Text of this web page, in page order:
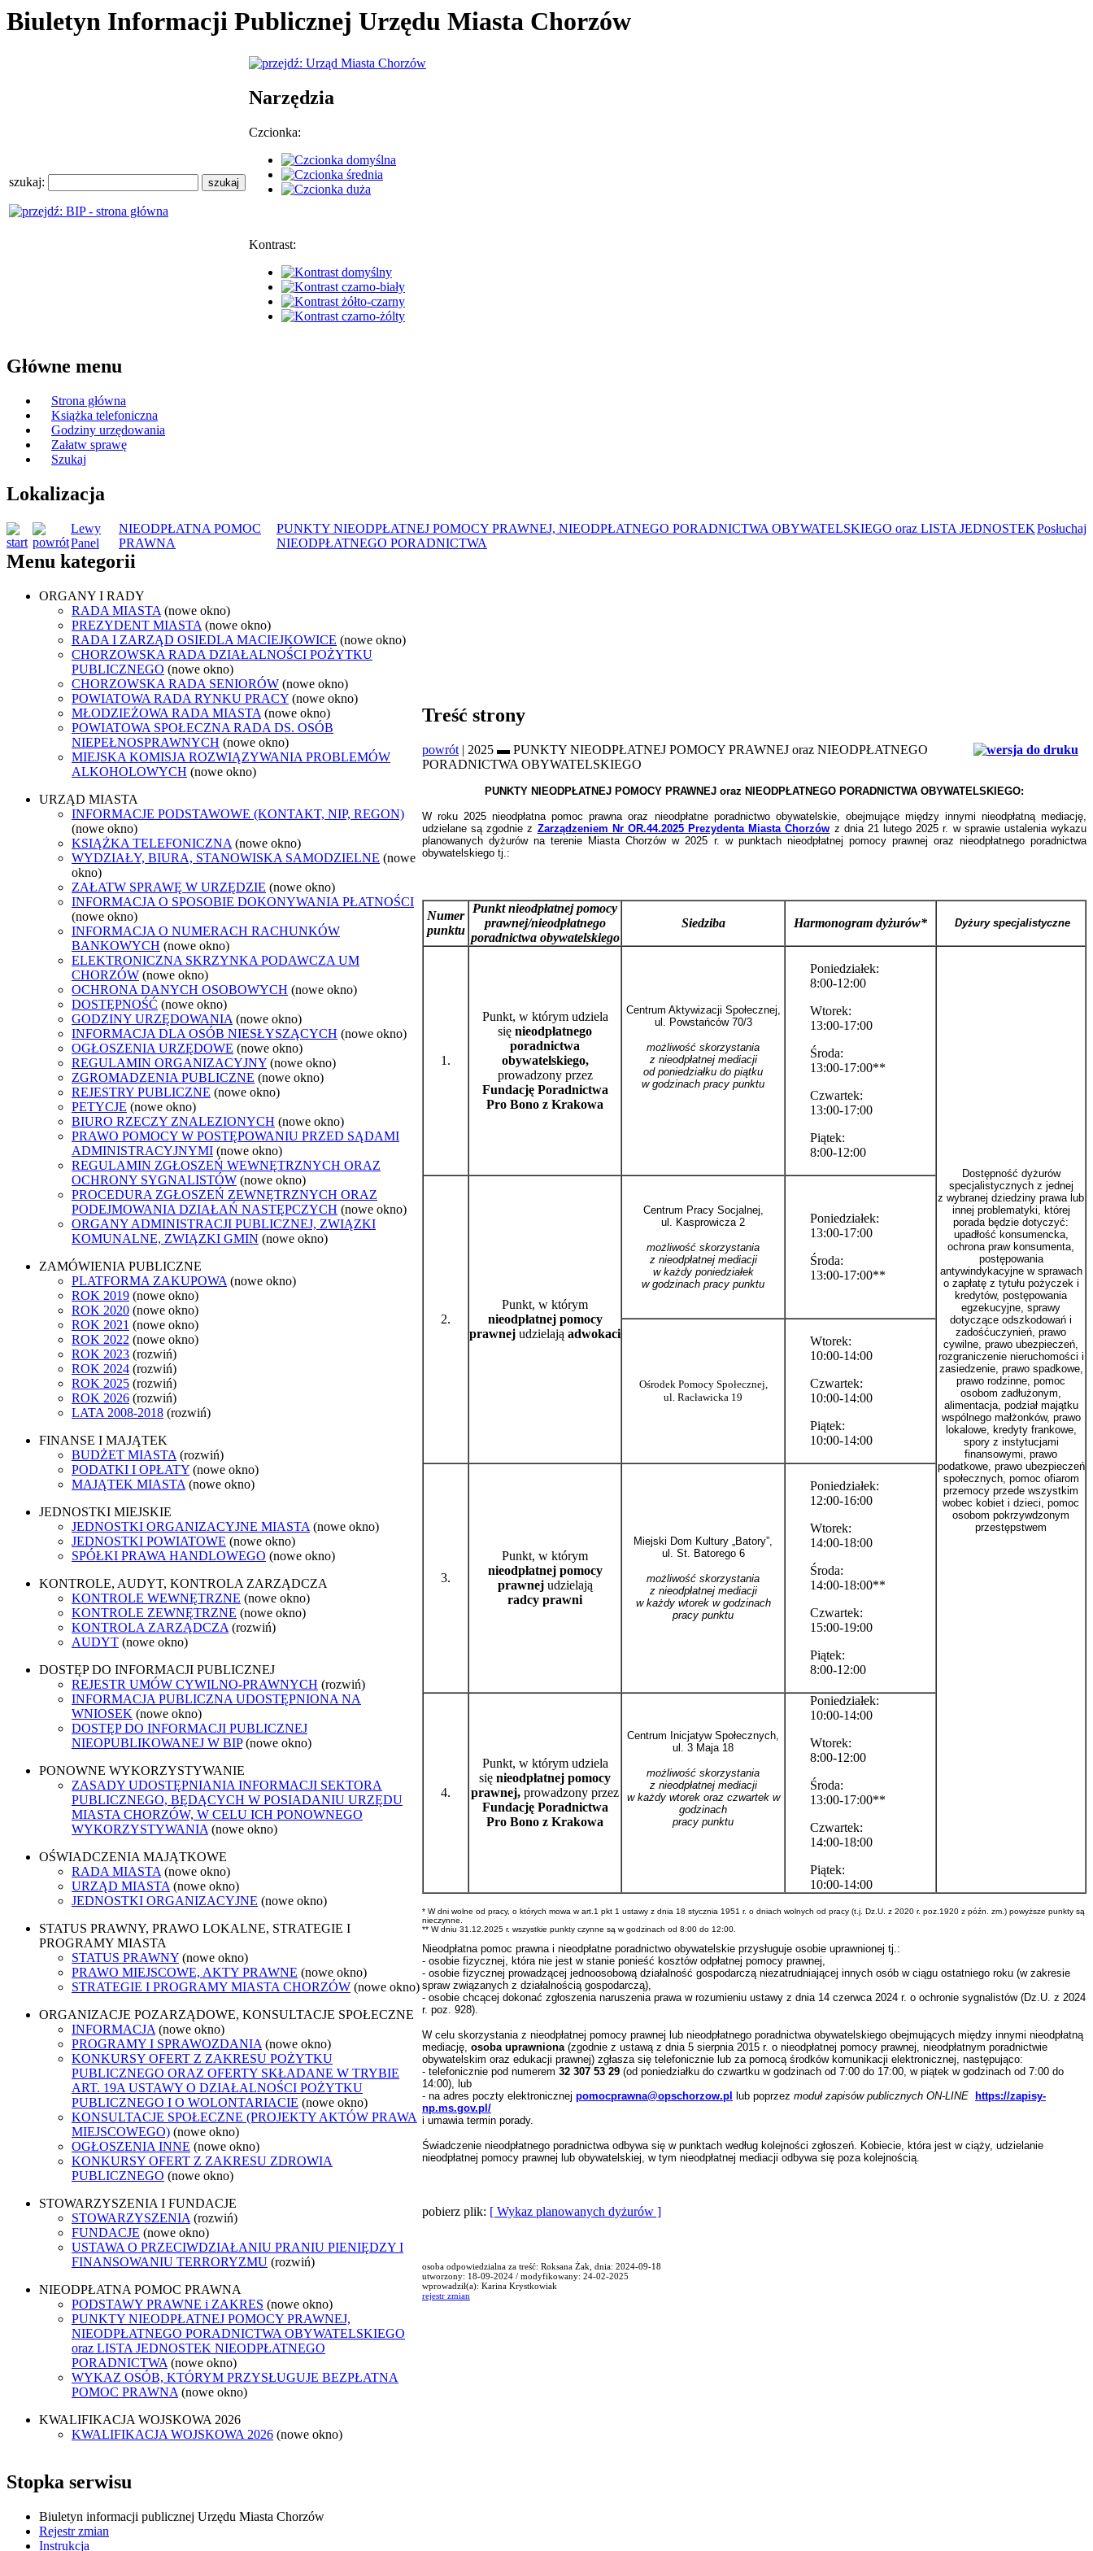
Biuletyn Informacji Publicznej Urzędu Miasta Chorzów
szukaj:
Narzędzia
Czcionka:
Kontrast:
Główne menu
Strona główna
Książka telefoniczna
Godziny urzędowania
Załatw sprawę
Szukaj
Lokalizacja
Posłuchaj
Lewy
Panel
NIEODPŁATNA POMOC
PRAWNA
PUNKTY NIEODPŁATNEJ POMOCY PRAWNEJ, NIEODPŁATNEGO PORADNICTWA OBYWATELSKIEGO oraz LISTA JEDNOSTEK
NIEODPŁATNEGO PORADNICTWA
Menu kategorii
ORGANY I RADY
RADA MIASTA (nowe okno)
PREZYDENT MIASTA (nowe okno)
RADA I ZARZĄD OSIEDLA MACIEJKOWICE (nowe okno)
CHORZOWSKA RADA DZIAŁALNOŚCI POŻYTKU
PUBLICZNEGO (nowe okno)
CHORZOWSKA RADA SENIORÓW (nowe okno)
POWIATOWA RADA RYNKU PRACY (nowe okno)
MŁODZIEŻOWA RADA MIASTA (nowe okno)
POWIATOWA SPOŁECZNA RADA DS. OSÓB
NIEPEŁNOSPRAWNYCH (nowe okno)
MIEJSKA KOMISJA ROZWIĄZYWANIA PROBLEMÓW
ALKOHOLOWYCH (nowe okno)
URZĄD MIASTA
INFORMACJE PODSTAWOWE (KONTAKT, NIP, REGON)
(nowe okno)
KSIĄŻKA TELEFONICZNA (nowe okno)
WYDZIAŁY, BIURA, STANOWISKA SAMODZIELNE (nowe
okno)
ZAŁATW SPRAWĘ W URZĘDZIE (nowe okno)
INFORMACJA O SPOSOBIE DOKONYWANIA PŁATNOŚCI
(nowe okno)
INFORMACJA O NUMERACH RACHUNKÓW
BANKOWYCH (nowe okno)
ELEKTRONICZNA SKRZYNKA PODAWCZA UM
CHORZÓW (nowe okno)
OCHRONA DANYCH OSOBOWYCH (nowe okno)
DOSTĘPNOŚĆ (nowe okno)
GODZINY URZĘDOWANIA (nowe okno)
INFORMACJA DLA OSÓB NIESŁYSZĄCYCH (nowe okno)
OGŁOSZENIA URZĘDOWE (nowe okno)
REGULAMIN ORGANIZACYJNY (nowe okno)
ZGROMADZENIA PUBLICZNE (nowe okno)
REJESTRY PUBLICZNE (nowe okno)
PETYCJE (nowe okno)
BIURO RZECZY ZNALEZIONYCH (nowe okno)
PRAWO POMOCY W POSTĘPOWANIU PRZED SĄDAMI
ADMINISTRACYJNYMI (nowe okno)
REGULAMIN ZGŁOSZEŃ WEWNĘTRZNYCH ORAZ
OCHRONY SYGNALISTÓW (nowe okno)
PROCEDURA ZGŁOSZEŃ ZEWNĘTRZNYCH ORAZ
PODEJMOWANIA DZIAŁAŃ NASTĘPCZYCH (nowe okno)
ORGANY ADMINISTRACJI PUBLICZNEJ, ZWIĄZKI
KOMUNALNE, ZWIĄZKI GMIN (nowe okno)
ZAMÓWIENIA PUBLICZNE
PLATFORMA ZAKUPOWA (nowe okno)
ROK 2019 (nowe okno)
ROK 2020 (nowe okno)
ROK 2021 (nowe okno)
ROK 2022 (nowe okno)
ROK 2023 (rozwiń)
ROK 2024 (rozwiń)
ROK 2025 (rozwiń)
ROK 2026 (rozwiń)
LATA 2008-2018 (rozwiń)
FINANSE I MAJĄTEK
BUDŻET MIASTA (rozwiń)
PODATKI I OPŁATY (nowe okno)
MAJĄTEK MIASTA (nowe okno)
JEDNOSTKI MIEJSKIE
JEDNOSTKI ORGANIZACYJNE MIASTA (nowe okno)
JEDNOSTKI POWIATOWE (nowe okno)
SPÓŁKI PRAWA HANDLOWEGO (nowe okno)
KONTROLE, AUDYT, KONTROLA ZARZĄDCZA
KONTROLE WEWNĘTRZNE (nowe okno)
KONTROLE ZEWNĘTRZNE (nowe okno)
KONTROLA ZARZĄDCZA (rozwiń)
AUDYT (nowe okno)
DOSTĘP DO INFORMACJI PUBLICZNEJ
REJESTR UMÓW CYWILNO-PRAWNYCH (rozwiń)
INFORMACJA PUBLICZNA UDOSTĘPNIONA NA
WNIOSEK (nowe okno)
DOSTĘP DO INFORMACJI PUBLICZNEJ
NIEOPUBLIKOWANEJ W BIP (nowe okno)
PONOWNE WYKORZYSTYWANIE
ZASADY UDOSTĘPNIANIA INFORMACJI SEKTORA
PUBLICZNEGO, BĘDĄCYCH W POSIADANIU URZĘDU
MIASTA CHORZÓW, W CELU ICH PONOWNEGO
WYKORZYSTYWANIA (nowe okno)
OŚWIADCZENIA MAJĄTKOWE
RADA MIASTA (nowe okno)
URZĄD MIASTA (nowe okno)
JEDNOSTKI ORGANIZACYJNE (nowe okno)
STATUS PRAWNY, PRAWO LOKALNE, STRATEGIE I
PROGRAMY MIASTA
STATUS PRAWNY (nowe okno)
PRAWO MIEJSCOWE, AKTY PRAWNE (nowe okno)
STRATEGIE I PROGRAMY MIASTA CHORZÓW (nowe okno)
ORGANIZACJE POZARZĄDOWE, KONSULTACJE SPOŁECZNE
INFORMACJA (nowe okno)
PROGRAMY I SPRAWOZDANIA (nowe okno)
KONKURSY OFERT Z ZAKRESU POŻYTKU
PUBLICZNEGO ORAZ OFERTY SKŁADANE W TRYBIE
ART. 19A USTAWY O DZIAŁALNOŚCI POŻYTKU
PUBLICZNEGO I O WOLONTARIACIE (nowe okno)
KONSULTACJE SPOŁECZNE (PROJEKTY AKTÓW PRAWA
MIEJSCOWEGO) (nowe okno)
OGŁOSZENIA INNE (nowe okno)
KONKURSY OFERT Z ZAKRESU ZDROWIA
PUBLICZNEGO (nowe okno)
STOWARZYSZENIA I FUNDACJE
STOWARZYSZENIA (rozwiń)
FUNDACJE (nowe okno)
USTAWA O PRZECIWDZIAŁANIU PRANIU PIENIĘDZY I
FINANSOWANIU TERRORYZMU (rozwiń)
NIEODPŁATNA POMOC PRAWNA
PODSTAWY PRAWNE i ZAKRES (nowe okno)
PUNKTY NIEODPŁATNEJ POMOCY PRAWNEJ,
NIEODPŁATNEGO PORADNICTWA OBYWATELSKIEGO
oraz LISTA JEDNOSTEK NIEODPŁATNEGO
PORADNICTWA (nowe okno)
WYKAZ OSÓB, KTÓRYM PRZYSŁUGUJE BEZPŁATNA
POMOC PRAWNA (nowe okno)
KWALIFIKACJA WOJSKOWA 2026
KWALIFIKACJA WOJSKOWA 2026 (nowe okno)
Treść strony
powrót | 2025 ▬ PUNKTY NIEODPŁATNEJ POMOCY PRAWNEJ oraz NIEODPŁATNEGO
PORADNICTWA OBYWATELSKIEGO
PUNKTY NIEODPŁATNEJ POMOCY PRAWNEJ oraz NIEODPŁATNEGO PORADNICTWA OBYWATELSKIEGO:
W roku 2025 nieodpłatna pomoc prawna oraz nieodpłatne poradnictwo obywatelskie, obejmujące między innymi nieodpłatną mediację,
udzielane są zgodnie z Zarządzeniem Nr OR.44.2025 Prezydenta Miasta Chorzów z dnia 21 lutego 2025 r. w sprawie ustalenia wykazu
planowanych dyżurów na terenie Miasta Chorzów w 2025 r. w punktach nieodpłatnej pomocy prawnej oraz nieodpłatnego poradnictwa
obywatelskiego tj.:
Numer
punktu
Punkt nieodpłatnej pomocy
prawnej/nieodpłatnego
poradnictwa obywatelskiego
Siedziba Harmonogram dyżurów* Dyżury specjalistyczne
1.
Punkt, w którym udziela
się nieodpłatnego
poradnictwa
obywatelskiego,
prowadzony przez
Fundację Poradnictwa
Pro Bono z Krakowa
Centrum Aktywizacji Społecznej,
ul. Powstańców 70/3
możliwość skorzystania
z nieodpłatnej mediacji
od poniedziałku do piątku
w godzinach pracy punktu
Poniedziałek:
8:00-12:00
Wtorek:
13:00-17:00
Środa:
13:00-17:00**
Czwartek:
13:00-17:00
Piątek:
8:00-12:00
Dostępność dyżurów
specjalistycznych z jednej
z wybranej dziedziny prawa lub
innej problematyki, której
porada będzie dotyczyć:
upadłość konsumencka,
ochrona praw konsumenta,
postępowania
antywindykacyjne w sprawach
o zapłatę z tytułu pożyczek i
kredytów, postępowania
egzekucyjne, sprawy
dotyczące odszkodowań i
zadośćuczynień, prawo
cywilne, prawo ubezpieczeń,
rozgraniczenie nieruchomości i
zasiedzenie, prawo spadkowe,
prawo rodzinne, pomoc
osobom zadłużonym,
alimentacja, podział majątku
wspólnego małżonków, prawo
lokalowe, kredyty frankowe,
spory z instytucjami
finansowymi, prawo
podatkowe, prawo ubezpieczeń
społecznych, pomoc ofiarom
przemocy przede wszystkim
wobec kobiet i dzieci, pomoc
osobom pokrzywdzonym
przestępstwem
2.
Punkt, w którym
nieodpłatnej pomocy
prawnej udzielają adwokaci
Centrum Pracy Socjalnej,
ul. Kasprowicza 2
możliwość skorzystania
z nieodpłatnej mediacji
w każdy poniedziałek
w godzinach pracy punktu
Poniedziałek:
13:00-17:00
Środa:
13:00-17:00**
Ośrodek Pomocy Społecznej,
ul. Racławicka 19
Wtorek:
10:00-14:00
Czwartek:
10:00-14:00
Piątek:
10:00-14:00
3.
Punkt, w którym
nieodpłatnej pomocy
prawnejudzielają
radcy prawni
Miejski Dom Kultury „Batory”,
ul. St. Batorego 6
możliwość skorzystania
z nieodpłatnej mediacji
w każdy wtorek w godzinach
pracy punktu
Poniedziałek:
12:00-16:00
Wtorek:
14:00-18:00
Środa:
14:00-18:00**
Czwartek:
15:00-19:00
Piątek:
8:00-12:00
4.
Punkt, w którym udziela
się nieodpłatnej pomocy
prawnej, prowadzony przez
Fundację Poradnictwa
Pro Bono z Krakowa
Centrum Inicjatyw Społecznych,
ul. 3 Maja 18
możliwość skorzystania
z nieodpłatnej mediacji
w każdy wtorek oraz czwartek w
godzinach
pracy punktu
Poniedziałek:
10:00-14:00
Wtorek:
8:00-12:00
Środa:
13:00-17:00**
Czwartek:
14:00-18:00
Piątek:
10:00-14:00
* W dni wolne od pracy, o których mowa w art.1 pkt 1 ustawy z dnia 18 stycznia 1951 r. o dniach wolnych od pracy (t.j. Dz.U. z 2020 r. poz.1920 z późn. zm.) powyższe punkty są
nieczynne.
** W dniu 31.12.2025 r. wszystkie punkty czynne są w godzinach od 8:00 do 12:00.
Nieodpłatna pomoc prawna i nieodpłatne poradnictwo obywatelskie przysługuje osobie uprawnionej tj.:
- osobie fizycznej, która nie jest w stanie ponieść kosztów odpłatnej pomocy prawnej,
- osobie fizycznej prowadzącej jednoosobową działalność gospodarczą niezatrudniającej innych osób w ciągu ostatniego roku (w zakresie
spraw związanych z działalnością gospodarczą),
- osobie chcącej dokonać zgłoszenia naruszenia prawa w rozumieniu ustawy z dnia 14 czerwca 2024 r. o ochronie sygnalistów (Dz.U. z 2024
r. poz. 928).
W celu skorzystania z nieodpłatnej pomocy prawnej lub nieodpłatnego poradnictwa obywatelskiego obejmujących między innymi nieodpłatną
mediację, osoba uprawniona (zgodnie z ustawą z dnia 5 sierpnia 2015 r. o nieodpłatnej pomocy prawnej, nieodpłatnym poradnictwie
obywatelskim oraz edukacji prawnej) zgłasza się telefonicznie lub za pomocą środków komunikacji elektronicznej, następująco:
- telefonicznie pod numerem 32 307 53 29 (od poniedziałku do czwartku w godzinach od 7:00 do 17:00, w piątek w godzinach od 7:00 do
14:00), lub
- na adres poczty elektronicznej pomocprawna@opschorzow.pl lub poprzez moduł zapisów publicznych ON-LINE
https://zapisy-
np.ms.gov.pl/
i umawia termin porady.
Świadczenie nieodpłatnego poradnictwa odbywa się w punktach według kolejności zgłoszeń. Kobiecie, która jest w ciąży, udzielanie
nieodpłatnej pomocy prawnej lub obywatelskiej, w tym nieodpłatnej mediacji odbywa się poza kolejnością.
pobierz plik: [ Wykaz planowanych dyżurów ]
osoba odpowiedzialna za treść: Roksana Żak, dnia: 2024-09-18
utworzony: 18-09-2024 / modyfikowany: 24-02-2025
wprowadził(a): Karina Krystkowiak
rejestr zmian
Stopka serwisu
Biuletyn informacji publicznej Urzędu Miasta Chorzów
Rejestr zmian
Instrukcja